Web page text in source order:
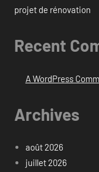
projet de rénovation
Recent
A WordPress
Archives
août 2026
juillet 2026